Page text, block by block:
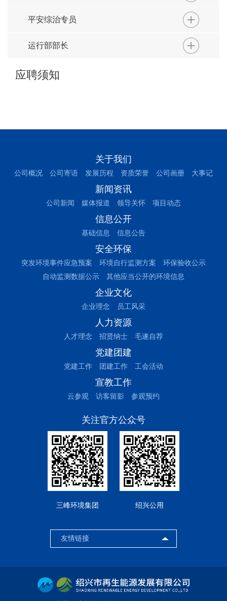
平安综治专员
运行部部长
应聘须知
关于我们
公司概况 公司寄语 发展历程 资质荣誉 公司画册 大事记
新闻资讯
公司新闻 媒体报道 领导关怀 项目动态
信息公开
基础信息 信息公告
安全环保
突发环境事件应急预案 环境自行监测方案
环保验收公示
自动监测数据公示
其他应当公开的环境信息
企业文化
企业理念 员工风采
人力资源
人才理念 招贤纳士 毛遂自荐
党建团建
党建工作 团建工作 工会活动
宣教工作
云参观 访客留影 参观预约
关注官方公众号
三峰环境集团 绍兴公用